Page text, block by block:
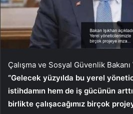
Çalışma ve Sosyal Güvenlik Bakanı
“Gelecek yüzyılda bu yerel
istihdamın hem de iş gücünün
birlikte çalışacağımız birçok